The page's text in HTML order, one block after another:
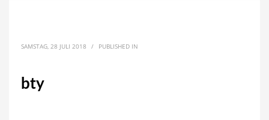
SAMSTAG, 28 JULI 2018 / PUBLISHED IN
bty